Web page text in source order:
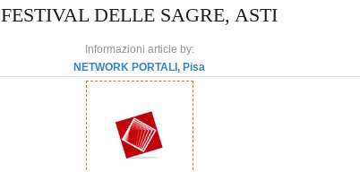
FESTIVAL DELLE SAGRE, ASTI
Informazioni article by:
NETWORK PORTALI, Pisa